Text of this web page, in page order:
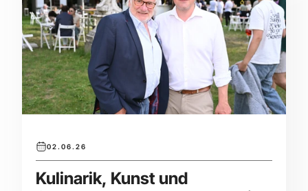
02.06.26
Kulinarik, Kunst und